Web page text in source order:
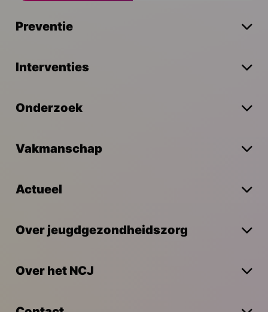
Preventie
Interventies
Onderzoek
Vakmanschap
Actueel
Over jeugdgezondheidszorg
Over het NCJ